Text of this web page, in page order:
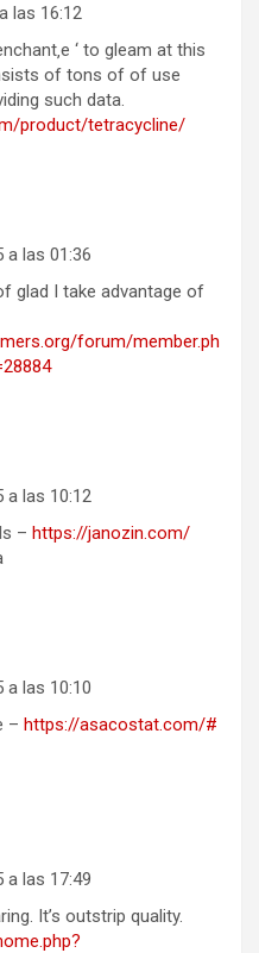
las 16:12
‘ to gleam at this
of tons of of use
such data.
product/tetracycline/
a las 01:36
glad I take advantage of
forum/member.ph
a las 10:12
– https://janozin.com/
a las 10:10
– https://asacostat.com/#
a las 17:49
It’s outstrip quality.